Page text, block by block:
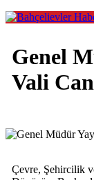
Genel
Vali
Çevre, Şehircilik